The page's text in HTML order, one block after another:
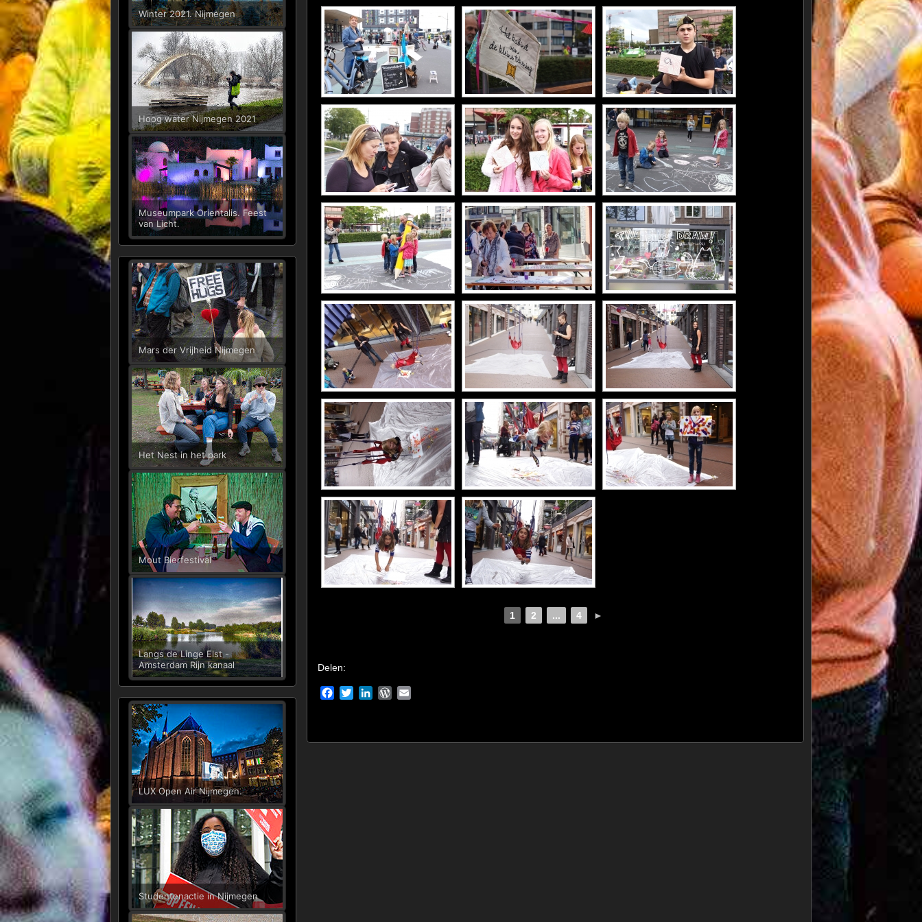
1 2 ... 4 ►
Delen:
Facebook
TwitterLinkedInWordPress
Winter 2021. Nijmegen
Hoog water Nijmegen 2021
Museumpark Orientalis. Feest
van Licht.
Mars der Vrijheid Nijmegen
Het Nest in het park
Mout Bierfestival
Langs de Linge Elst -
Amsterdam Rijn kanaal
LUX Open Air Nijmegen.
Studentenactie in Nijmegen